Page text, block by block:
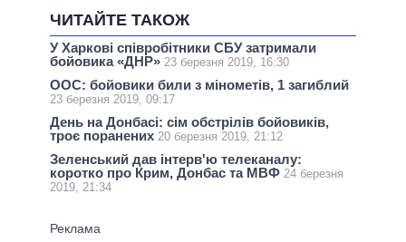
ЧИТАЙТЕ ТАКОЖ
У Харкові співробітники СБУ затримали
бойовика «ДНР» 23 березня 2019, 16:30
ООС: бойовики били з мінометів, 1 загиблий
23 березня 2019, 09:17
День на Донбасі: сім обстрілів бойовиків,
троє поранених 20 березня 2019, 21:12
Зеленський дав інтерв'ю телеканалу:
коротко про Крим, Донбас та МВФ 24 березня
2019, 21:34